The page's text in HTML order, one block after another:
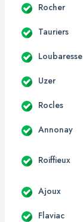
Rocher
Tauriers
Loubaresse
Uzer
Rocles
Annonay
Roiffieux
Ajoux
Flaviac